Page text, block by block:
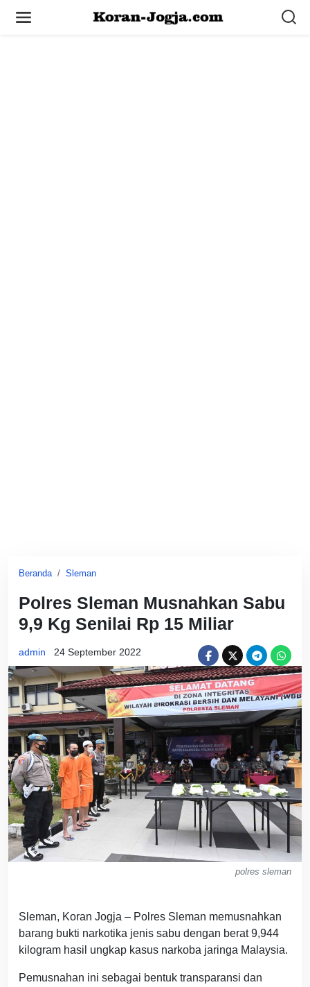
Beranda Sleman
Polres Sleman Musnahkan Sabu
9,9 Kg Senilai Rp 15 Miliar
admin 24 September 2022
polres sleman
Sleman, Koran Jogja – Polres Sleman memusnahkan
barang bukti narkotika jenis sabu dengan berat 9,944
kilogram hasil ungkap kasus narkoba jaringa Malaysia.
Pemusnahan ini sebagai bentuk transparansi dan